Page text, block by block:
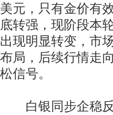
美元，只有金价有
底转强，现阶段本
出现明显转变，市
布局，后续行情走
松信号。
白银同步企稳反